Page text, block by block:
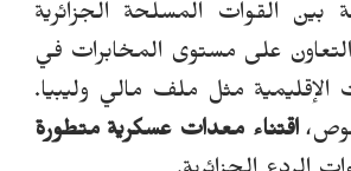
بين القوات المسلحة الجزائرية
التعاون على مستوى المخابرات في
مثل ملف مالي وليبيا.
، اقتناء معدات عسكرية متطورة